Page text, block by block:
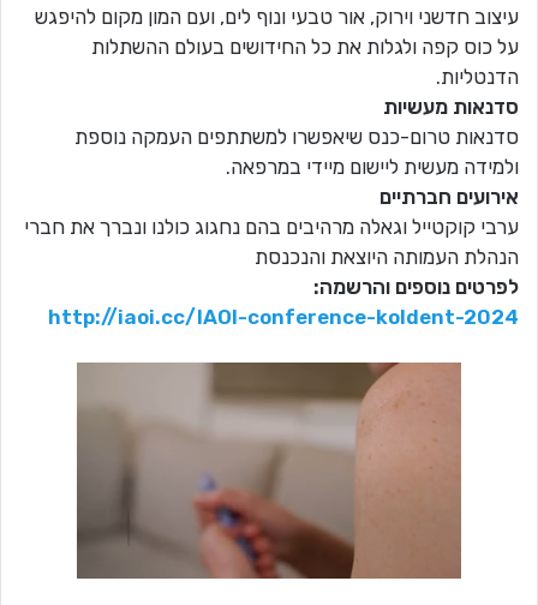
עיצוב חדשני וירוק, אור טבעי ונוף לים, ועם המון מקום להיפגש
על כוס קפה ולגלות את כל החידושים בעולם ההשתלות
הדנטליות.
סדנאות מעשיות
סדנאות טרום-כנס שיאפשרו למשתתפים העמקה נוספת
ולמידה מעשית ליישום מיידי במרפאה.
אירועים חברתיים
ערבי קוקטייל וגאלה מרהיבים בהם נחגוג כולנו ונברך את חברי
הנהלת העמותה היוצאת והנכנסת
לפרטים נוספים והרשמה:
http://iaoi.cc/IAOI-conference-koldent-2024